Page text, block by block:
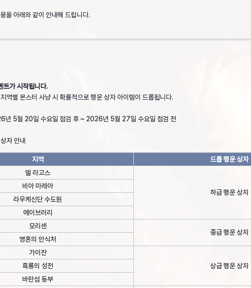
을 아래와 같이 안내해 드립니다.
트가 시작됩니다.
역별 몬스터 사냥 시 확률적으로 행운 상자 아이템이 드롭됩니다.
년 5월 20일 수요일 점검 후 ~ 2026년 5월 27일 수요일 점검 전
자 안내
지역
드롭 행운 상자
델 라고스
하급 행운 상자
비아 마레아
라우케신단 수도원
에이브러리
모리센
중급 행운 상자
영혼의 안식처
가이잔
상급 행운 상자
흑룡의 성전
바란섬 동부